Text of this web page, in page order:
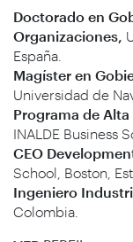
Doctorado en
Organizaciones,
España.
Magíster en
Universidad de
Programa de Alta
INALDE Business
CEO
School, Boston,
Ingeniero
Colombia.